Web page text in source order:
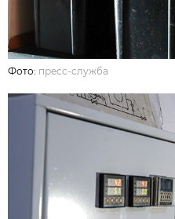
Фото: пресс-служба